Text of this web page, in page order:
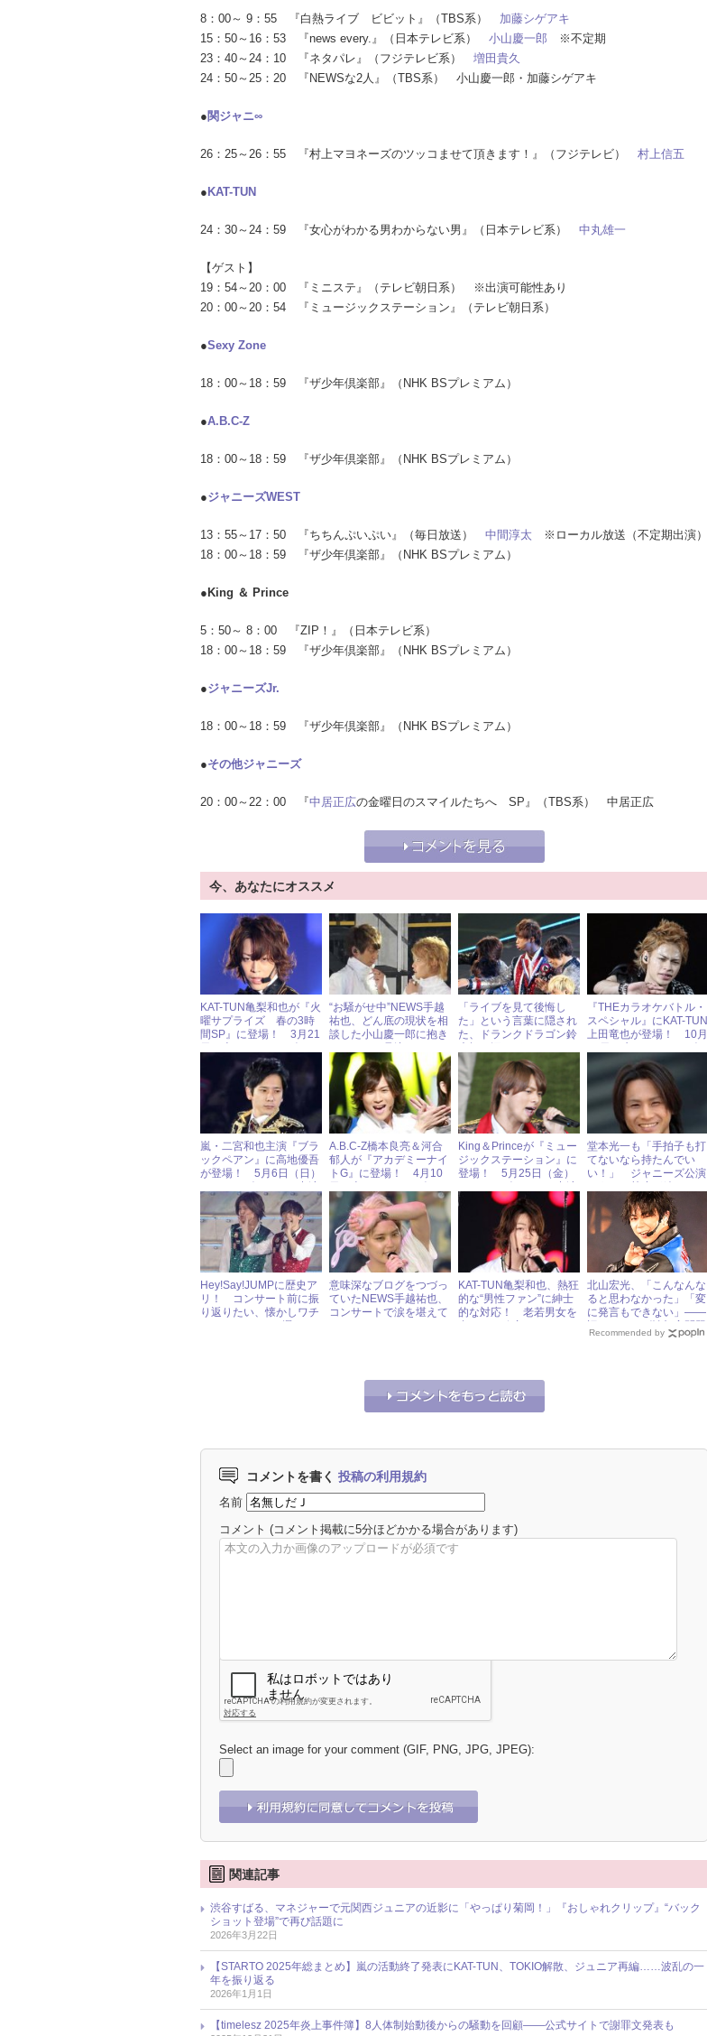
8：00～ 9：55 『白熱ライブ ビビット』（TBS系） 加藤シゲアキ
15：50～16：53 『news every.』（日本テレビ系） 小山慶一郎 ※不定期
23：40～24：10 『ネタパレ』（フジテレビ系） 増田貴久
24：50～25：20 『NEWSな2人』（TBS系） 小山慶一郎・加藤シゲアキ
● 関ジャニ∞
26：25～26：55 『村上マヨネーズのツッコませて頂きます！』（フジテレビ） 村上信五
● KAT-TUN
24：30～24：59 『女心がわかる男わからない男』（日本テレビ系） 中丸雄一
【ゲスト】
19：54～20：00 『ミニステ』（テレビ朝日系） ※出演可能性あり
20：00～20：54 『ミュージックステーション』（テレビ朝日系）
●Sexy Zone
18：00～18：59 『ザ少年倶楽部』（NHK BSプレミアム）
●A.B.C-Z
18：00～18：59 『ザ少年倶楽部』（NHK BSプレミアム）
●ジャニーズWEST
13：55～17：50 『ちちんぷいぷい』（毎日放送） 中間淳太 ※ローカル放送（不定期出演）
18：00～18：59 『ザ少年倶楽部』（NHK BSプレミアム）
●King ＆ Prince
5：50～ 8：00 『ZIP！』（日本テレビ系）
18：00～18：59 『ザ少年倶楽部』（NHK BSプレミアム）
●ジャニーズJr.
18：00～18：59 『ザ少年倶楽部』（NHK BSプレミアム）
●その他ジャニーズ
20：00～22：00 『中居正広の金曜日のスマイルたちへ SP』（TBS系） 中居正広
今、あなたにオススメ
KAT-TUN亀梨和也が『火
曜サプライズ 春の3時
間SP』に登場！ 3月21
ドル出演情報
“お騒がせ中”NEWS手越
祐也、どん底の現状を相
談した小山慶一郎に抱き
「ライブを見て後悔し
た」という言葉に隠され
た、ドランクドラゴン鈴
愛”
『THEカラオケバトル・
スペシャル』にKAT-TUN
上田竜也が登場！ 10月
イドル出演情報
嵐・二宮和也主演『ブラ
ックペアン』に高地優吾
が登場！ 5月6日（日）
A.B.C-Z橋本良亮＆河合
郁人が『アカデミーナイ
トG』に登場！ 4月10
ドル出演情報
King＆Princeが『ミュー
ジックステーション』に
登場！ 5月25日（金）
情報
堂本光一も「手拍子も打
てないなら持たんでい
い！」 ジャニーズ公演
Hey!Say!JUMPに歴史ア
リ！ コンサート前に振
り返りたい、懐かしワチ
意味深なブログをつづっ
ていたNEWS手越祐也、
コンサートで涙を堪えて
KAT-TUN亀梨和也、熱狂
的な“男性ファン”に紳士
的な対応！ 老若男女を
北山宏光、「こんなんな
ると思わなかった」「変
に発言もできない」――
旧ジャニーズ性加害問題
と退所後の“本音” « ジャ
Recommended by
コメントを書く 投稿の利用規約
名前
コメント (コメント掲載に5分ほどかかる場合があります)
Select an image for your comment (GIF, PNG, JPG, JPEG):
関連記事
渋谷すばる、マネジャーで元関西ジュニアの近影に「やっぱり菊岡！」『おしゃれクリップ』“バック
ショット登場”で再び話題に
2026年3月22日
【STARTO 2025年総まとめ】嵐の活動終了発表にKAT-TUN、TOKIO解散、ジュニア再編……波乱の一
年を振り返る
2026年1月1日
【timelesz 2025年炎上事件簿】8人体制始動後からの騒動を回顧――公式サイトで謝罪文発表も